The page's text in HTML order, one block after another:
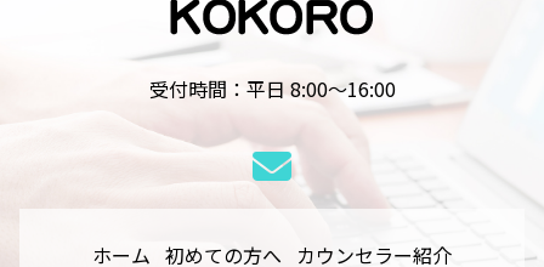
受付時間：平日 8:00～16:00
ホーム 初めての方へ カウンセラー紹介